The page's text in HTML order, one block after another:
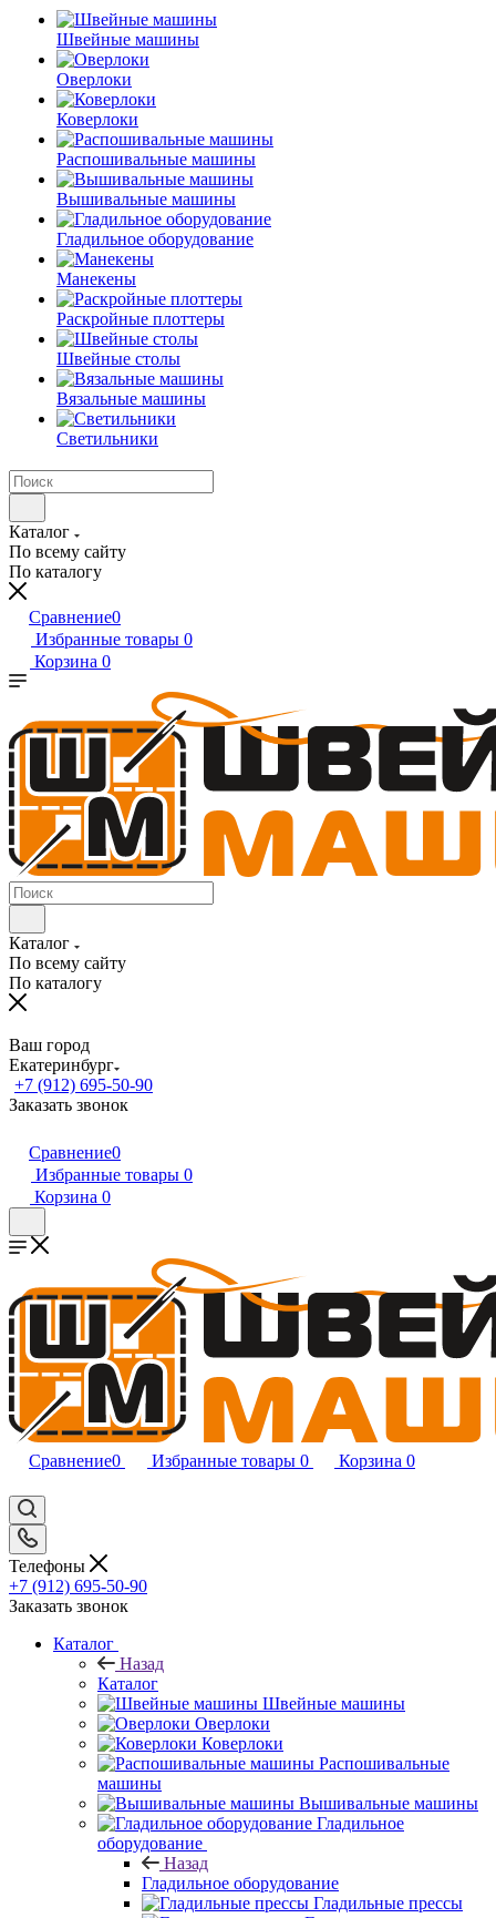
Швейные машины
Оверлоки
Коверлоки
Распошивальные машины
Вышивальные машины
Гладильное оборудование
Манекены
Раскройные плоттеры
Швейные столы
Вязальные машины
Светильники
Каталог
По всему сайту
По каталогу
Сравнение0
Избранные товары 0
Корзина 0
Каталог
По всему сайту
По каталогу
Ваш город
Екатеринбург
+7 (912) 695-50-90
Заказать звонок
Сравнение0
Избранные товары 0
Корзина 0
Сравнение0 Избранные товары 0 Корзина 0
Телефоны
+7 (912) 695-50-90
Заказать звонок
Каталог
Назад
Каталог
Швейные машины
Оверлоки
Коверлоки
Распошивальные
машины
Вышивальные машины
Гладильное
оборудование
Назад
Гладильное оборудование
Гладильные прессы